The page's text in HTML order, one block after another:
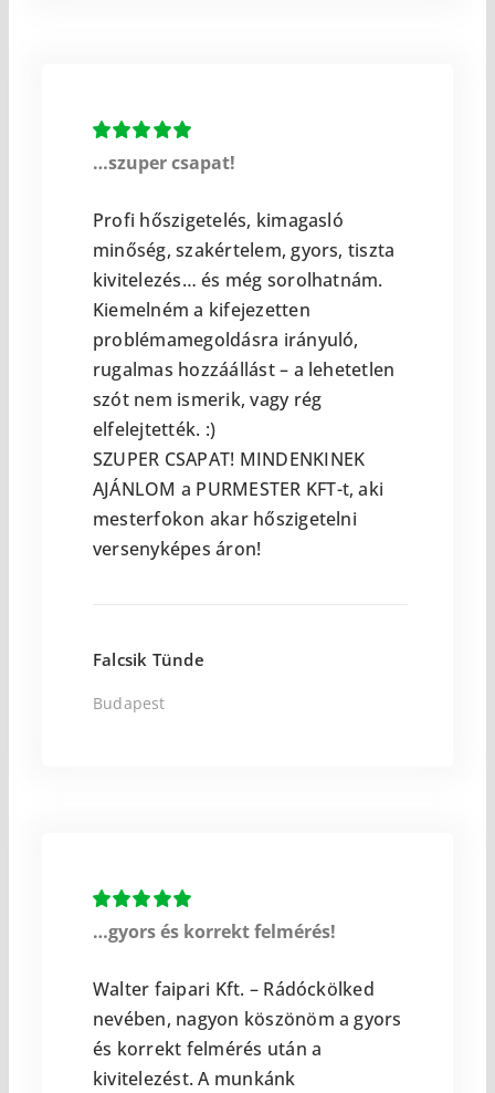
…szuper csapat!
Profi hőszigetelés, kimagasló
minőség, szakértelem, gyors, tiszta
kivitelezés… és még sorolhatnám.
Kiemelném a kifejezetten
problémamegoldásra irányuló,
rugalmas hozzáállást – a lehetetlen
szót nem ismerik, vagy rég
elfelejtették. :)
SZUPER CSAPAT! MINDENKINEK
AJÁNLOM a PURMESTER KFT-t, aki
mesterfokon akar hőszigetelni
versenyképes áron!
Falcsik Tünde
Budapest
…gyors és korrekt felmérés!
Walter faipari Kft. – Rádóckölked
nevében, nagyon köszönöm a gyors
és korrekt felmérés után a
kivitelezést. A munkánk